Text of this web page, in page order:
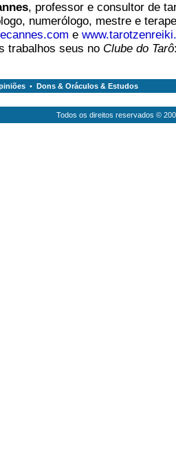
, professor e consultor de
numerólogo, mestre e
e
trabalhos seus no Clube do Tarô
• Dons & Oráculos & Estudos
Todos os direitos reservados ©